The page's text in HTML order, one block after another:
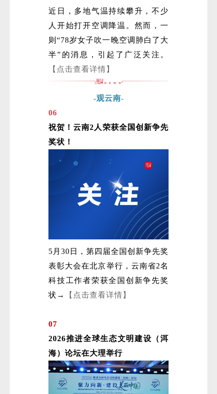
近日，多地气温持续攀升，不少
人开始打开空调降温。然而，一
则“78岁女子吹一晚空调肺白了大
半”的消息，引起了广泛关注。
【点击查看详情】
-观云南-
06
祝贺！云南2人荣获全国创新争先
奖状！
5月30日，第四届全国创新争先奖
表彰大会在北京举行，云南省2名
科技工作者荣获全国创新争先奖
状→
【点击查看详情】
07
2026推进全球生态文明建设（洱
海）论坛在大理举行